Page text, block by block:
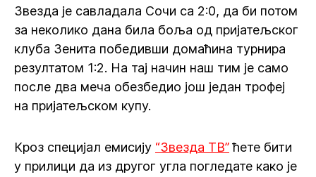
Звезда је савладала Сочи са 2:0, да би потом
за неколико дана била боља од пријатељског
клуба Зенита победивши домаћина турнира
резултатом 1:2. На тај начин наш тим је само
после два меча обезбедио још један трофеј
на пријатељском купу.
Кроз специјал емисију “Звезда ТВ”ћете бити
у прилици да из другог угла погледате како је